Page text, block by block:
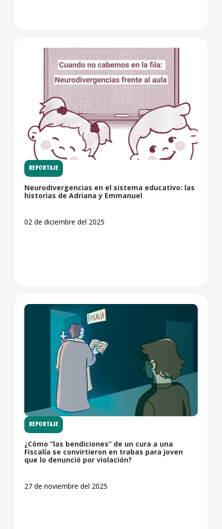
REPORTAJE
Neurodivergencias en el sistema educativo: las
historias de Adriana y Emmanuel
02 de diciembre del 2025
REPORTAJE
¿Cómo “las bendiciones” de un cura a una
Fiscalía se convirtieron en trabas para joven
que lo denunció por violación?
27 de noviembre del 2025